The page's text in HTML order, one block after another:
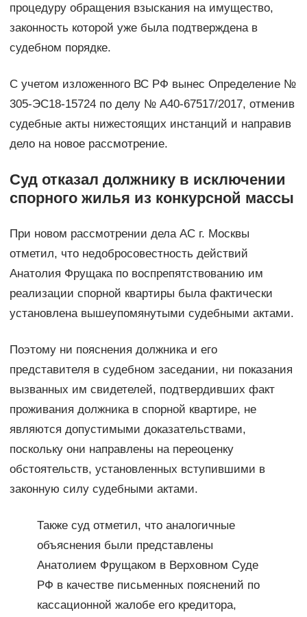
процедуру обращения взыскания на имущество,
законность которой уже была подтверждена в
судебном порядке.
С учетом изложенного ВС РФ вынес Определение №
305-ЭС18-15724 по делу № А40-67517/2017, отменив
судебные акты нижестоящих инстанций и направив
дело на новое рассмотрение.
Суд отказал должнику в исключении
спорного жилья из конкурсной массы
При новом рассмотрении дела АС г. Москвы
отметил, что недобросовестность действий
Анатолия Фрущака по воспрепятствованию им
реализации спорной квартиры была фактически
установлена вышеупомянутыми судебными актами.
Поэтому ни пояснения должника и его
представителя в судебном заседании, ни показания
вызванных им свидетелей, подтвердивших факт
проживания должника в спорной квартире, не
являются допустимыми доказательствами,
поскольку они направлены на переоценку
обстоятельств, установленных вступившими в
законную силу судебными актами.
Также суд отметил, что аналогичные
объяснения были представлены
Анатолием Фрущаком в Верховном Суде
РФ в качестве письменных пояснений по
кассационной жалобе его кредитора,